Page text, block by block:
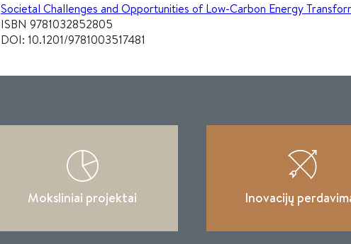
Societal Challenges and Opportunities of Low-Carbon Energy
ISBN 9781032852805
DOI: 10.1201/9781003517481
Moksliniai projektai Inovacijų